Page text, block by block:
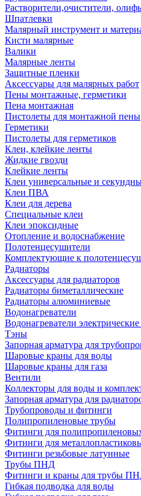
Растворители,очистители,
Шпатлевки
Малярный инструмент и
Кисти малярные
Валики
Малярные ленты
Защитные пленки
Аксессуары для малярных работ
Пены монтажные, герметики
Пена монтажная
Пистолеты для монтажной пены
Герметики
Пистолеты для герметиков
Клеи, клейкие ленты
Жидкие гвозди
Клейкие ленты
Клеи универсальные и
Клеи ПВА
Клеи для дерева
Специальные клеи
Клеи эпоксидные
Отопление и водоснабжение
Полотенцесушители
Комплектующие к
Радиаторы
Аксессуары для радиаторов
Радиаторы биметаллические
Радиаторы алюминиевые
Водонагреватели
Водонагреватели
Тэны
Запорная арматура для
Шаровые краны для воды
Шаровые краны для газа
Вентили
Коллекторы для воды и
Запорная арматура для
Трубопроводы и фитинги
Полипропиленовые трубы
Фитинги для
Фитинги для
Фитинги резьбовые латунные
Трубы ПНД
Фитинги и краны для трубы
Гибкая подводка для воды